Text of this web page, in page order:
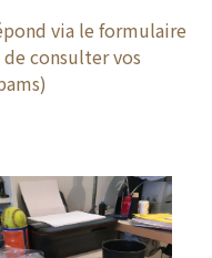
via le formulaire
consulter vos